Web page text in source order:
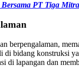
PT Tiga
berpengalaman,
bidang konstruksi
di lapangan dan